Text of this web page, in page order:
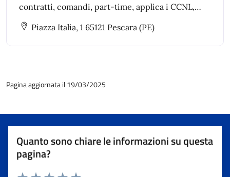
contratti, comandi, part-time, applica i CCNL,
aggiorna dotazione organica e fascicoli, gestisce
inidoneità al servizio e predispone i regolamenti
del Settore.
Piazza Italia, 1 65121 Pescara (PE)
Pagina aggiornata il 19/03/2025
Quanto sono chiare le informazioni su questa
pagina?